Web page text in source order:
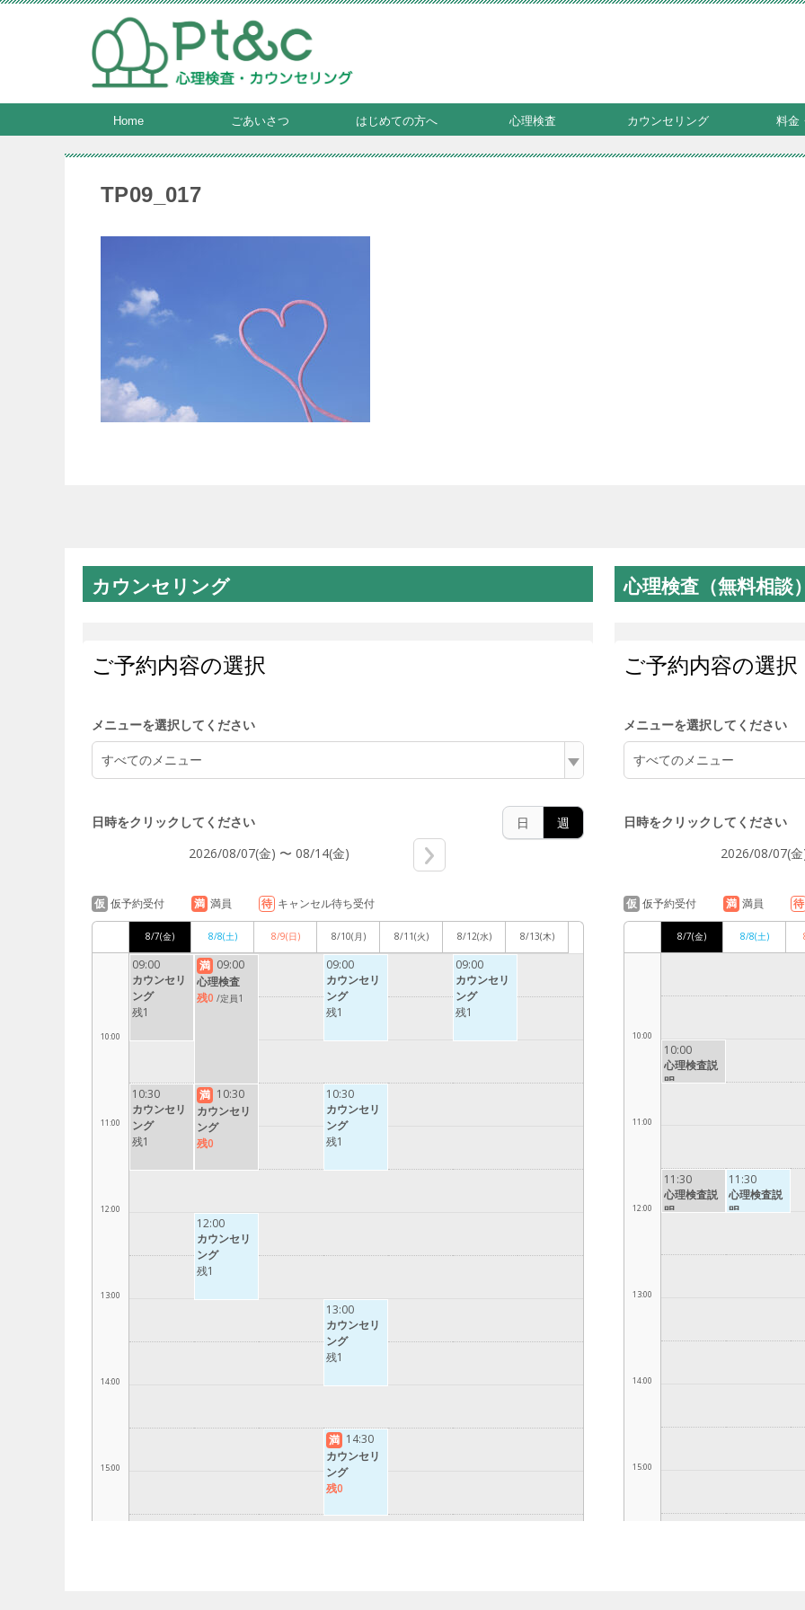
Home ごあいさつ はじめての方へ 心理検査 カウンセリング 料金
TP09_017
カウンセリング 心理検査（無料相談